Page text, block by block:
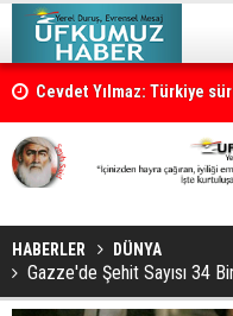
Cevdet Yılmaz: Türkiye
HABERLER DÜNYA
Gazze'de Şehit Sayısı 34